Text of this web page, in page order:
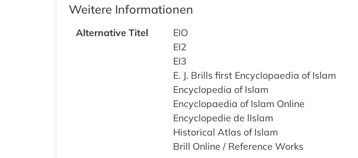
Weitere Informationen
Alternative Titel
EIO
EI2
EI3
E. J. Brills first Encyclopaedia of Islam
Encyclopedia of Islam
Encyclopaedia of Islam Online
Encyclopedie de lIslam
Historical Atlas of Islam
Brill Online / Reference Works